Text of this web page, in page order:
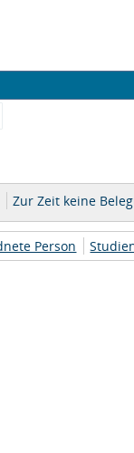
Zur Zeit keine
Person